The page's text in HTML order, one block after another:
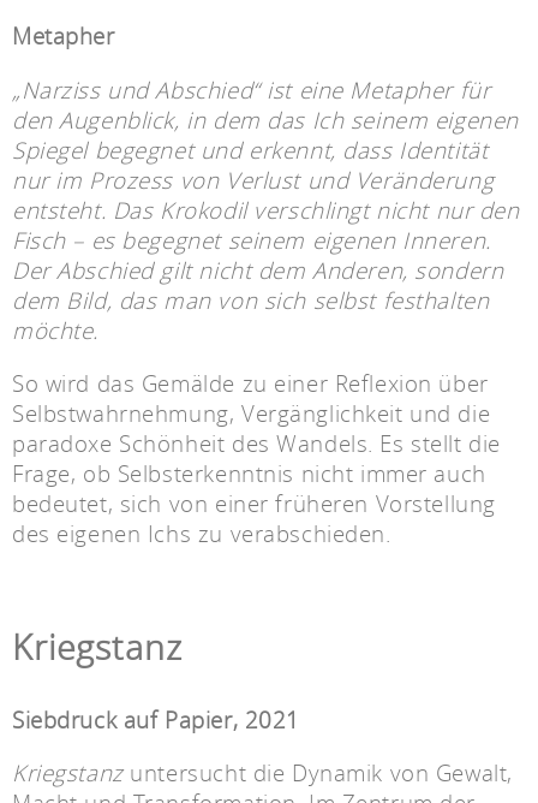
Metapher
„Narziss und Abschied“ ist eine Metapher für
den Augenblick, in dem das Ich seinem eigenen
Spiegel begegnet und erkennt, dass Identität
nur im Prozess von Verlust und Veränderung
entsteht. Das Krokodil verschlingt nicht nur den
Fisch – es begegnet seinem eigenen Inneren.
Der Abschied gilt nicht dem Anderen, sondern
dem Bild, das man von sich selbst festhalten
möchte.
So wird das Gemälde zu einer Reflexion über
Selbstwahrnehmung, Vergänglichkeit und die
paradoxe Schönheit des Wandels. Es stellt die
Frage, ob Selbsterkenntnis nicht immer auch
bedeutet, sich von einer früheren Vorstellung
des eigenen Ichs zu verabschieden.
Kriegstanz
Siebdruck auf Papier, 2021
Kriegstanzuntersucht die Dynamik von Gewalt,